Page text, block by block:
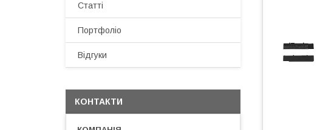
Статті
Портфоліо
Відгуки
КОНТАКТИ